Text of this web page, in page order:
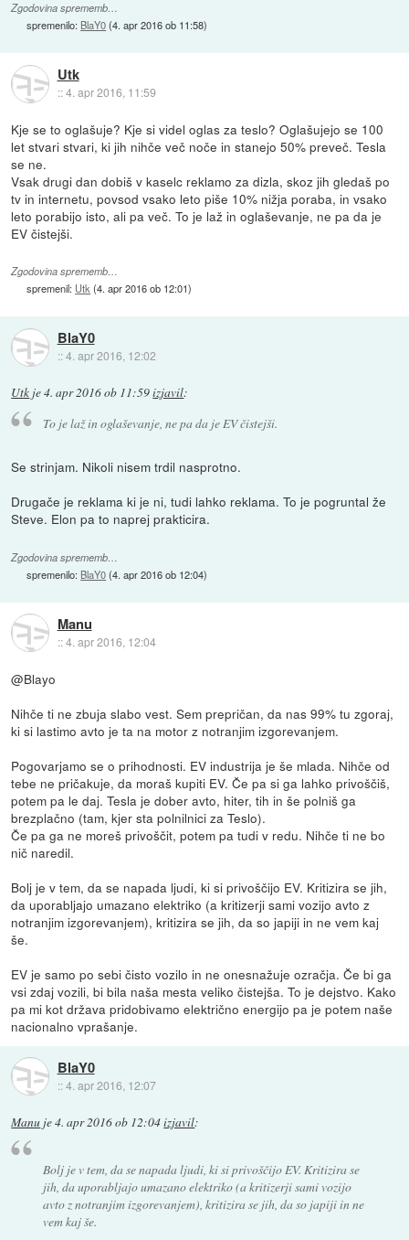
Zgodovina sprememb…
spremenilo: BlaY0(4. apr 2016 ob 11:58)
Utk
::4. apr 2016, 11:59
Kje se to oglašuje? Kje si videl oglas za teslo? Oglašujejo se 100
let stvari stvari, ki jih nihče več noče in stanejo 50% preveč. Tesla
se ne.
Vsak drugi dan dobiš v kaselc reklamo za dizla, skoz jih gledaš po
tv in internetu, povsod vsako leto piše 10% nižja poraba, in vsako
leto porabijo isto, ali pa več. To je laž in oglaševanje, ne pa da je
EV čistejši.
Zgodovina sprememb…
spremenil: Utk (4. apr 2016 ob 12:01)
BlaY0
::4. apr 2016, 12:02
Utk je4. apr 2016 ob 11:59izjavil:
To je laž in oglaševanje, ne pa da je EV čistejši.
Se strinjam. Nikoli nisem trdil nasprotno.
Drugače je reklama ki je ni, tudi lahko reklama. To je pogruntal že
Steve. Elon pa to naprej prakticira.
Zgodovina sprememb…
spremenilo: BlaY0(4. apr 2016 ob 12:04)
Manu
::4. apr 2016, 12:04
@Blayo
Nihče ti ne zbuja slabo vest. Sem prepričan, da nas 99% tu zgoraj,
ki si lastimo avto je ta na motor z notranjim izgorevanjem.
Pogovarjamo se o prihodnosti. EV industrija je še mlada. Nihče od
tebe ne pričakuje, da moraš kupiti EV. Če pa si ga lahko privoščiš,
potem pa le daj. Tesla je dober avto, hiter, tih in še polniš ga
brezplačno (tam, kjer sta polnilnici za Teslo).
Če pa ga ne moreš privoščit, potem pa tudi v redu. Nihče ti ne bo
nič naredil.
Bolj je v tem, da se napada ljudi, ki si privoščijo EV. Kritizira se jih,
da uporabljajo umazano elektriko (a kritizerji sami vozijo avto z
notranjim izgorevanjem), kritizira se jih, da so japiji in ne vem kaj
še.
EV je samo po sebi čisto vozilo in ne onesnažuje ozračja. Če bi ga
vsi zdaj vozili, bi bila naša mesta veliko čistejša. To je dejstvo. Kako
pa mi kot država pridobivamo električno energijo pa je potem naše
nacionalno vprašanje.
BlaY0
::4. apr 2016, 12:07
Manu je4. apr 2016 ob 12:04izjavil:
Bolj je v tem, da se napada ljudi, ki si privoščijo EV. Kritizira se
jih, da uporabljajo umazano elektriko (a kritizerji sami vozijo
avto z notranjim izgorevanjem), kritizira se jih, da so japiji in ne
vem kaj še.